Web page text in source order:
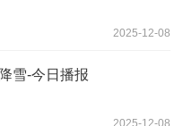
2025-12-08
雪-今日播报